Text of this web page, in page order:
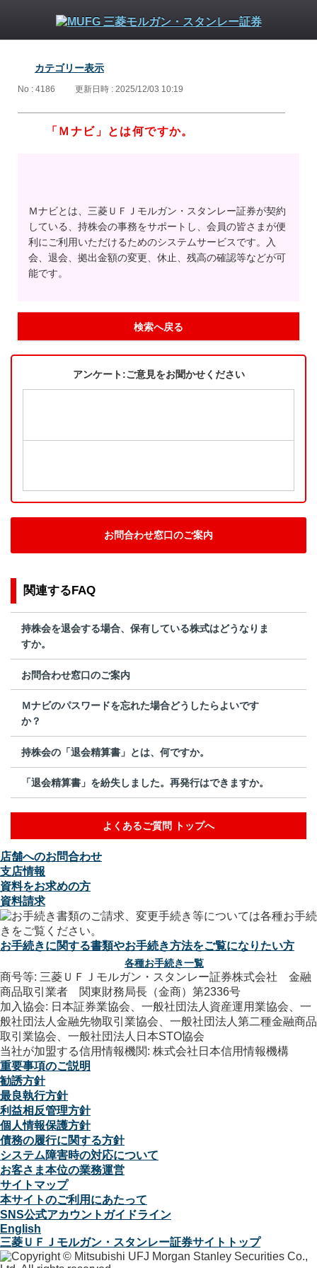
カテゴリー表示
No : 4186 更新日時 : 2025/12/03 10:19
「Ｍナビ」とは何ですか。
Ｍナビとは、三菱ＵＦＪモルガン・スタンレー証券が契約
している、持株会の事務をサポートし、会員の皆さまが便
利にご利用いただけるためのシステムサービスです。入
会、退会、拠出金額の変更、休止、残高の確認等などが可
能です。
検索へ戻る
アンケート:ご意見をお聞かせください
お問合わせ窓口のご案内
関連するFAQ
持株会を退会する場合、保有している株式はどうなりま
すか。
お問合わせ窓口のご案内
Ｍナビのパスワードを忘れた場合どうしたらよいです
か？
持株会の「退会精算書」とは、何ですか。
「退会精算書」を紛失しました。再発行はできますか。
よくあるご質問 トップへ
店舗へのお問合わせ
支店情報
資料をお求めの方
資料請求
お手続きに関する書類やお手続き方法をご覧になりたい方
各種お手続き一覧
商号等: 三菱ＵＦＪモルガン・スタンレー証券株式会社 金融
商品取引業者 関東財務局長（金商）第2336号
加入協会: 日本証券業協会、一般社団法人資産運用業協会、一
般社団法人金融先物取引業協会、一般社団法人第二種金融商品
取引業協会、一般社団法人日本STO協会
当社が加盟する信用情報機関: 株式会社日本信用情報機構
重要事項のご説明
勧誘方針
最良執行方針
利益相反管理方針
個人情報保護方針
債務の履行に関する方針
システム障害時の対応について
お客さま本位の業務運営
サイトマップ
本サイトのご利用にあたって
SNS公式アカウントガイドライン
English
三菱ＵＦＪモルガン・スタンレー証券サイトトップ